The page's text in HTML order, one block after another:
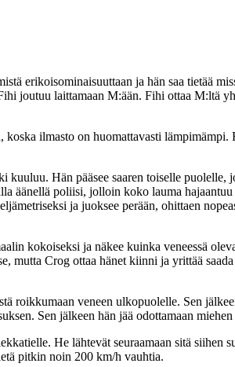
erikoisominaisuuttaan ja hän saa tietää
joutuu laittamaan M:ään. Fihi ottaa M:ltä
ilmasto on huomattavasti lämpimämpi.
Hän pääsee saaren toiselle puolelle,
äänellä poliisi, jolloin koko lauma hajaantuu
ja juoksee perään, ohittaen
kokoiseksi ja näkee kuinka veneessä
mutta Crog ottaa hänet kiinni ja yrittää
roikkumaan veneen ulkopuolelle. Sen
Sen jälkeen hän jää odottamaan miehen
He lähtevät seuraamaan sitä siihen
pitkin noin 200 km/h vauhtia.